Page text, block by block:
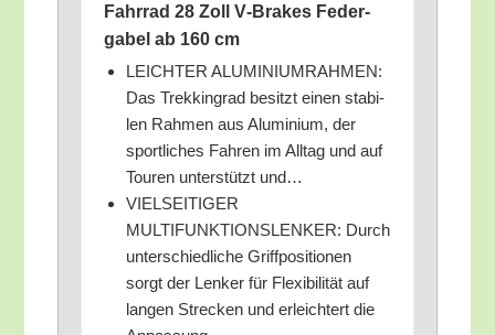
Fahr­rad 28 Zoll V‑Brakes Feder­
ga­bel ab 160 cm
LEICHTER ALUMINIUMRAHMEN:
Das Trek­king­rad besitzt einen sta­bi­
len Rah­men aus Alu­mi­ni­um, der
sport­li­ches Fah­ren im All­tag und auf
Tou­ren unter­stützt und…
VIELSEITIGER
MULTIFUNKTIONSLENKER: Durch
unter­schied­li­che Griff­po­si­tio­nen
sorgt der Len­ker für Fle­xi­bi­li­tät auf
lan­gen Stre­cken und erleich­tert die